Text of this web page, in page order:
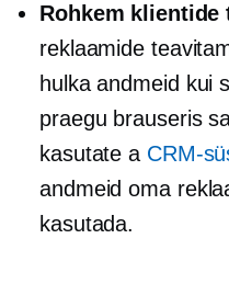
Rohkem klientide
reklaamide
hulka andmeid kui
praegu brauseris
kasutate a CRM-
andmeid oma
kasutada.